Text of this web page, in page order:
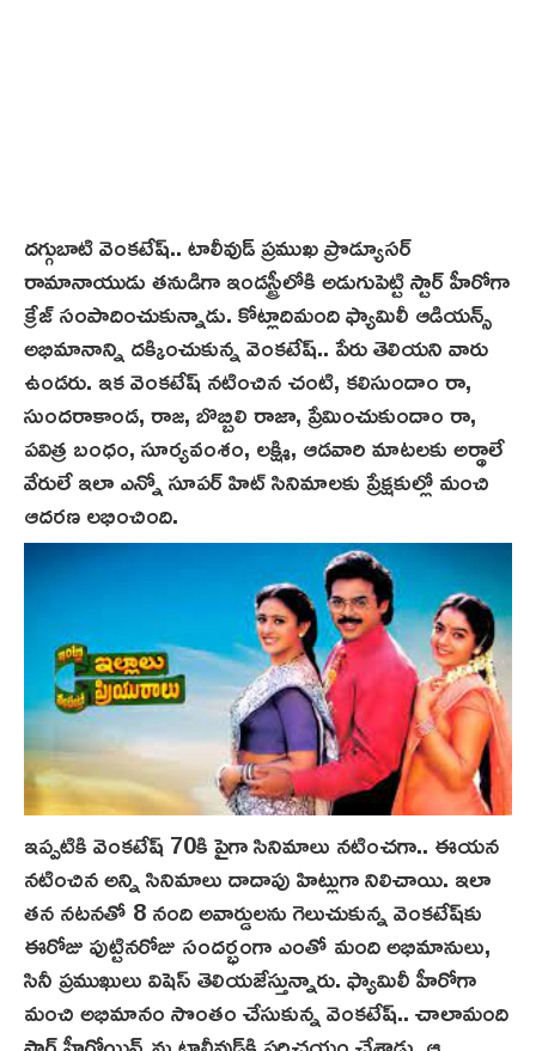
దగ్గుబాటి వెంకటేష్.. టాలీవుడ్ ప్రముఖ ప్రొడ్యూసర్
రామానాయుడు తనుడిగా ఇండస్ట్రీలోకి అడుగుపెట్టి స్టార్ హీరోగా
క్రేజ్ సంపాదించుకున్నాడు. కోట్లాదిమంది ఫ్యామిలీ ఆడియన్స్
అభిమానాన్ని దక్కించుకున్న వెంకటేష్.. పేరు తెలియని వారు
ఉండరు. ఇక వెంకటేష్ నటించిన చంటి, కలిసుందాం రా,
సుందరాకాండ, రాజ, బొబ్బిలి రాజా, ప్రేమించుకుందాం రా,
పవిత్ర బంధం, సూర్యవంశం, లక్ష్మి, ఆడవారి మాటలకు అర్థాలే
వేరులే ఇలా ఎన్నో సూపర్ హిట్ సినిమాలకు ప్రేక్షకుల్లో మంచి
ఆదరణ లభించింది.
ఇప్పటికి వెంకటేష్ 70కి పైగా సినిమాలు నటించగా.. ఈయ‌న
నటించిన అన్ని సినిమాలు దాదాపు హిట్లుగా నిలిచాయి. ఇలా
త‌న న‌ట‌న‌తో 8 నంది అవార్డులను గెలుచుకున్న వెంకటేష్‌కు
ఈరోజు పుట్టినరోజు సందర్భంగా ఎంతో మంది అభిమానులు,
సినీ ప్రముఖులు విషెస్ తెలియజేస్తున్నారు. ఫ్యామిలీ హీరోగా
మంచి అభిమానం సొంతం చేసుకున్న వెంకటేష్.. చాలామంది